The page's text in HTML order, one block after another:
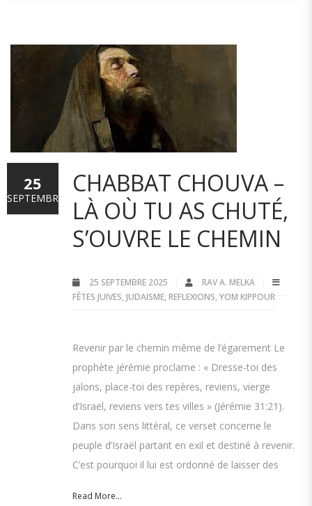
CHABBAT CHOUVA –
LÀ OÙ TU AS CHUTÉ,
S’OUVRE LE CHEMIN
25 SEPTEMBRE 2025
RAV A. MELKA
FÊTES JUIVES, JUDAISME, REFLEXIONS, YOM KIPPOUR
Revenir par le chemin même de l’égarement Le
prophète jérémie proclame : « Dresse-toi des
jalons, place-toi des repères, reviens, vierge
d’Israël, reviens vers tes villes » (Jérémie 31:21).
Dans son sens littéral, ce verset concerne le
peuple d’Israël partant en exil et destiné à revenir.
C’est pourquoi il lui est ordonné de laisser des
Read More...
25
SEPTEMBRE